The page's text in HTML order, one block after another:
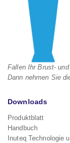
Fallen Ihr Brust-
Dann nehmen Sie
Downloads
Produktblatt
Handbuch
Inuteq Technologie